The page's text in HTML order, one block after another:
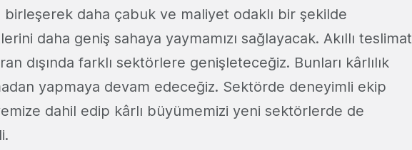
birleşerek daha çabuk ve maliyet odaklı bir şekilde
daha geniş sahaya yaymamızı sağlayacak. Akıllı teslimat
dışında farklı sektörlere genişleteceğiz. Bunları kârlılık
yapmaya devam edeceğiz. Sektörde deneyimli ekip
dahil edip kârlı büyümemizi yeni sektörlerde de